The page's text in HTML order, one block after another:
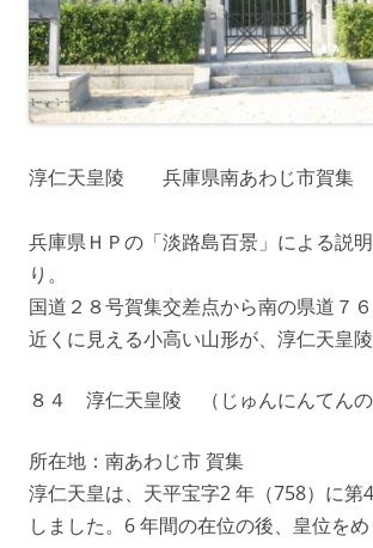
淳仁天皇陵 兵庫県南あわじ市賀集
兵庫県ＨＰの「淡路島百景」による説
り。
国道２８号賀集交差点から南の県道７
近くに見える小高い山形が、淳仁天皇陵
８４ 淳仁天皇陵 （じゅんにんてんの
所在地：南あわじ市 賀集
淳仁天皇は、天平宝字2 年（758）に第
しました。6 年間の在位の後、皇位を